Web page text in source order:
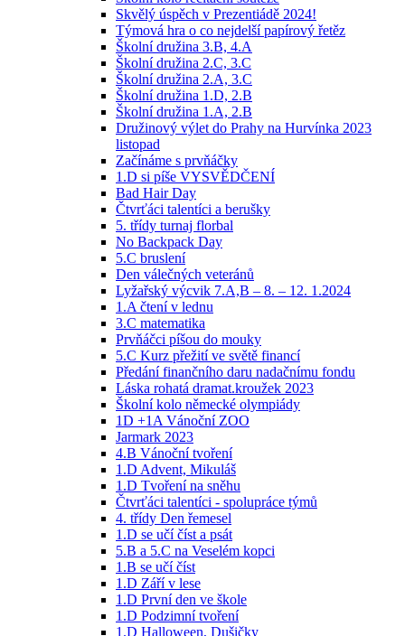
Skvělý úspěch v Prezentiádě 2024!
Týmová hra o co nejdelší papírový řetěz
Školní družina 3.B, 4.A
Školní družina 2.C, 3.C
Školní družina 2.A, 3.C
Školní družina 1.D, 2.B
Školní družina 1.A, 2.B
Družinový výlet do Prahy na Hurvínka 2023
listopad
Začínáme s prvňáčky
1.D si píše VYSVĚDČENÍ
Bad Hair Day
Čtvrťáci talentíci a berušky
5. třídy turnaj florbal
No Backpack Day
5.C bruslení
Den válečných veteránů
Lyžařský výcvik 7.A,B – 8. – 12. 1.2024
1.A čtení v lednu
3.C matematika
Prvňáčci píšou do mouky
5.C Kurz přežití ve světě financí
Předání finančního daru nadačnímu fondu
Láska rohatá dramat.kroužek 2023
Školní kolo německé olympiády
1D +1A Vánoční ZOO
Jarmark 2023
4.B Vánoční tvoření
1.D Advent, Mikuláš
1.D Tvoření na sněhu
Čtvrťáci talentíci - spolupráce týmů
4. třídy Den řemesel
1.D se učí číst a psát
5.B a 5.C na Veselém kopci
1.B se učí číst
1.D Září v lese
1.D První den ve škole
1.D Podzimní tvoření
1.D Halloween, Dušičky